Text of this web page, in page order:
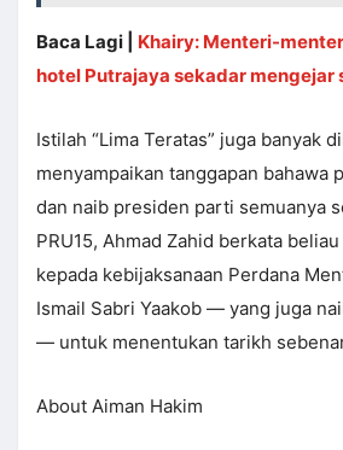
Baca Lagi | Khairy: Menteri-
hotel Putrajaya sekadar mengejar
Istilah “Lima Teratas” juga banyak
menyampaikan tanggapan bahawa
dan naib presiden parti semuanya
PRU15, Ahmad Zahid berkata
kepada kebijaksanaan Perdana
Ismail Sabri Yaakob — yang juga
— untuk menentukan tarikh
About Aiman Hakim